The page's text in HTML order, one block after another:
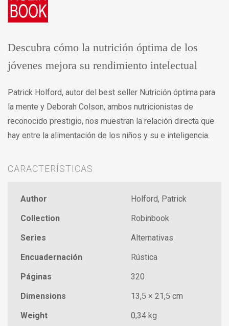
Descubra cómo la nutrición óptima de los
jóvenes mejora su rendimiento intelectual
Patrick Holford, autor del best seller Nutrición óptima para
la mente y Deborah Colson, ambos nutricionistas de
reconocido prestigio, nos muestran la relación directa que
hay entre la alimentación de los niños y su e inteligencia.
CARACTERÍSTICAS
Author
Holford, Patrick
Collection
Robinbook
Series
Alternativas
Encuadernación
Rústica
Páginas
320
Dimensions
13,5 × 21,5 cm
Weight
0,34 kg